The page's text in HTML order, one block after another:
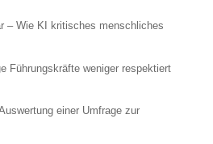
– Wie KI kritisches menschliches
Führungskräfte weniger respektiert
einer Umfrage zur